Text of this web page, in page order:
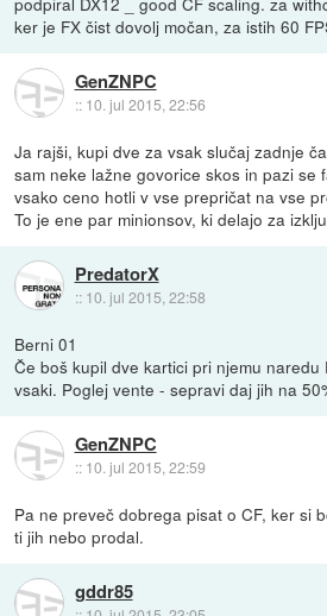
ker je FX čist dovolj močan, za istih 60
GenZNPC
:: 10. jul 2015, 22:56
Ja rajši, kupi dve za vsak slučaj zadnje
sam neke lažne govorice skos in pazi se
vsako ceno hotli v vse prepričat na vse
To je ene par minionsov, ki delajo za
PredatorX
:: 10. jul 2015, 22:58
Berni 01
Če boš kupil dve kartici pri njemu naredu
vsaki. Poglej vente - sepravi daj jih na
GenZNPC
:: 10. jul 2015, 22:59
Pa ne preveč dobrega pisat o CF, ker si
ti jih nebo prodal.
gddr85